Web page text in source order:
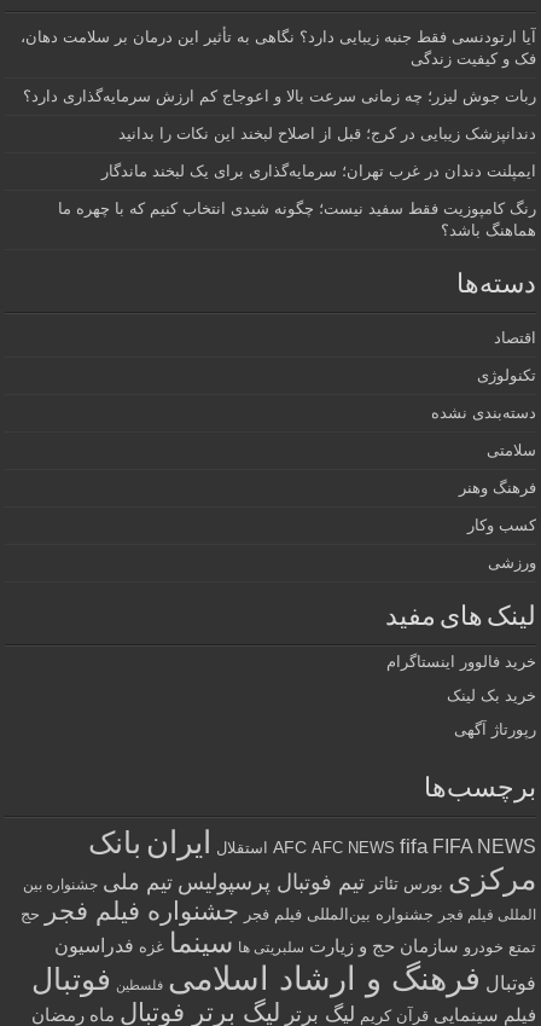
آیا ارتودنسی فقط جنبه زیبایی دارد؟ نگاهی به تأثیر این درمان بر سلامت دهان،
فک و کیفیت زندگی
ربات جوش لیزر؛ چه زمانی سرعت بالا و اعوجاج کم ارزش سرمایه‌گذاری دارد؟
دندانپزشک زیبایی در کرج؛ قبل از اصلاح لبخند این نکات را بدانید
ایمپلنت دندان در غرب تهران؛ سرمایه‌گذاری برای یک لبخند ماندگار
رنگ کامپوزیت فقط سفید نیست؛ چگونه شیدی انتخاب کنیم که با چهره ما
هماهنگ باشد؟
دسته‌ها
اقتصاد
تکنولوژی
دسته‌بندی نشده
سلامتی
فرهنگ وهنر
کسب وکار
ورزشی
لینک های مفید
خرید فالوور اینستاگرام
خرید بک لینک
رپورتاژ آگهی
برچسب‌ها
AFC AFC NEWS fifa FIFA NEWS استقلال ایران بانک
مرکزی بورس تئاتر تیم فوتبال پرسپولیس تیم ملی جشنواره بین
المللی فیلم فجر جشنواره بین‌المللی فیلم فجر جشنواره فیلم فجر
حج
تمتع خودرو سازمان حج و زیارت سلبریتی ها سینما غزه فدراسیون
فوتبال فرهنگ و ارشاد اسلامی فلسطین فوتبال
فیلم سینمایی قرآن کریم لیگ برتر لیگ برتر فوتبال ماه رمضان